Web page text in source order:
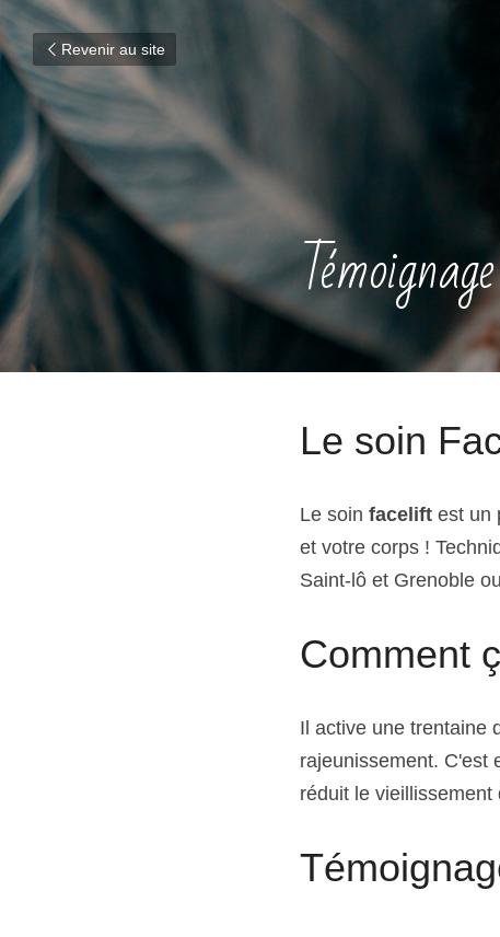
Revenir au site
Le soin
Le soin facelift est un
et votre corps !
Saint-lô et Grenoble
Comment
Il active une trentaine
rajeunissement. C'est
réduit le